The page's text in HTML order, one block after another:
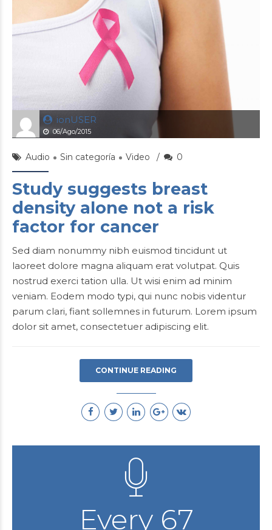
ionUSER
06/Ago/2015
Audio Sin categoría Video 0
Study suggests breast
density alone not a risk
factor for cancer
Sed diam nonummy nibh euismod tincidunt ut
laoreet dolore magna aliquam erat volutpat. Quis
nostrud exerci tation ulla. Ut wisi enim ad minim
veniam. Eodem modo typi, qui nunc nobis videntur
parum clari, fiant sollemnes in futurum. Lorem ipsum
dolor sit amet, consectetuer adipiscing elit.
CONTINUE READING
Every 67